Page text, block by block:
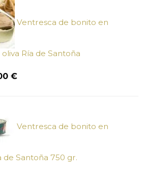
Ventresca de bonito en
Ría de Santoña
€El
Ventresca de bonito en
de Santoña 750 gr.